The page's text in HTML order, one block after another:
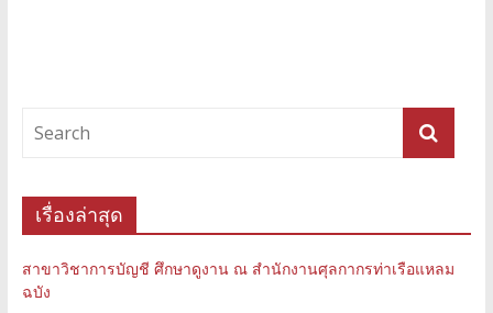
เรื่องล่าสุด
สาขาวิชาการบัญชี ศึกษาดูงาน ณ สำนักงานศุลกากรท่าเรือแหลม
ฉบัง